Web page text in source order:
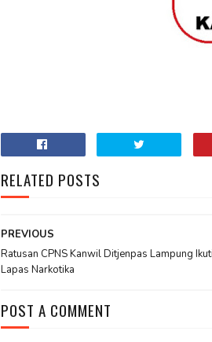
RELATED POSTS
PREVIOUS
Ratusan CPNS Kanwil Ditjenpas Lampung
Lapas Narkotika
POST A COMMENT